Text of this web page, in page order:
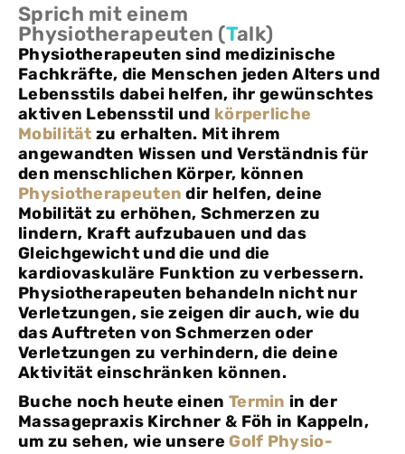
Sprich mit einem
Physiotherapeuten (Talk)
Physiotherapeuten sind medizinische
Fachkräfte, die Menschen jeden Alters und
Lebensstils dabei helfen, ihr gewünschtes
aktiven Lebensstil und körperliche
Mobilität zu erhalten. Mit ihrem
angewandten Wissen und Verständnis für
den menschlichen Körper, können
Physiotherapeuten dir helfen, deine
Mobilität zu erhöhen, Schmerzen zu
lindern, Kraft aufzubauen und das
Gleichgewicht und die und die
kardiovaskuläre Funktion zu verbessern.
Physiotherapeuten behandeln nicht nur
Verletzungen, sie zeigen dir auch, wie du
das Auftreten von Schmerzen oder
Verletzungen zu verhindern, die deine
Aktivität einschränken können.
Buche noch heute einen Termin in der
Massagepraxis Kirchner & Föh in Kappeln,
um zu sehen, wie unsere Golf Physio-